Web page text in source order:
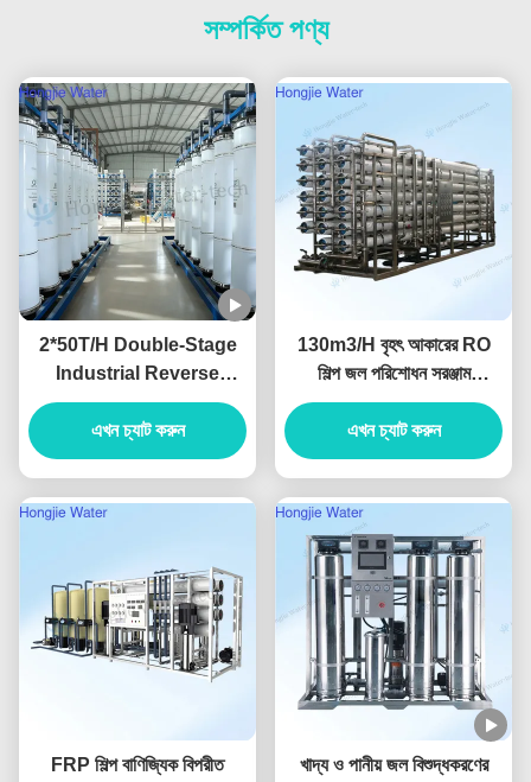
সম্পর্কিত পণ্য
2*50T/H Double-Stage
Industrial Reverse
Osmosis Water System
Produced For Ultrapure
Water
এখন চ্যাট করুন
130m3/H বৃহৎ আকারের RO
শিল্প জল পরিশোধন সরঞ্জাম
380V/220V
এখন চ্যাট করুন
FRP শিল্প বাণিজ্যিক বিপরীত
খাদ্য ও পানীয় জল বিশুদ্ধকরণের